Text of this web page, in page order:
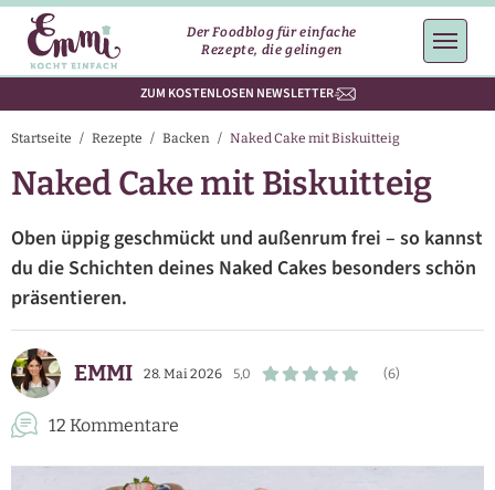
Der Foodblog für einfache
Rezepte, die gelingen
ZUM KOSTENLOSEN NEWSLETTER
Startseite / Rezepte / Backen / Naked Cake mit Biskuitteig
Naked Cake mit Biskuitteig
Oben üppig geschmückt und außenrum frei – so kannst
du die Schichten deines Naked Cakes besonders schön
präsentieren.
EMMI 28. Mai 2026 5,0 (6)
12 Kommentare